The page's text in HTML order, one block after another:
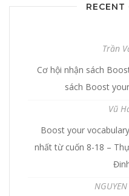
RECENT
Trần
Cơ hội nhận sách
sách Boost
Vũ
Boost your
nhất từ cuốn 8-18 –